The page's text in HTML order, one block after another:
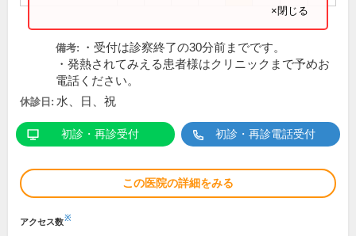
×閉じる
備考:
・受付は診察終了の30分前までです。
・発熱されてみえる患者様はクリニックまで予めお
電話ください。
休診日: 水、日、祝
初診・再診受付 初診・再診電話受付
この医院の詳細をみる
アクセス数※